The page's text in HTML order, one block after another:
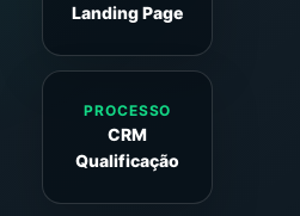
Landing Page
PROCESSO
CRM
Qualificação